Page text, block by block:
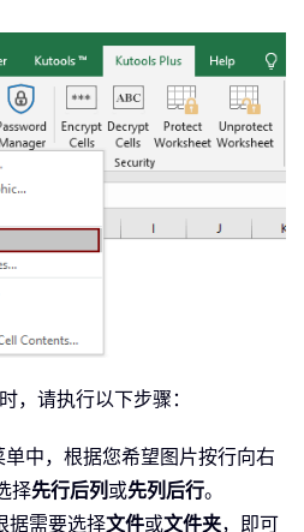
，请执行以下步骤：
单中，根据您希望图片按行向右
择先行后列 或先列后行。
据需要选择文件或文件夹，即可